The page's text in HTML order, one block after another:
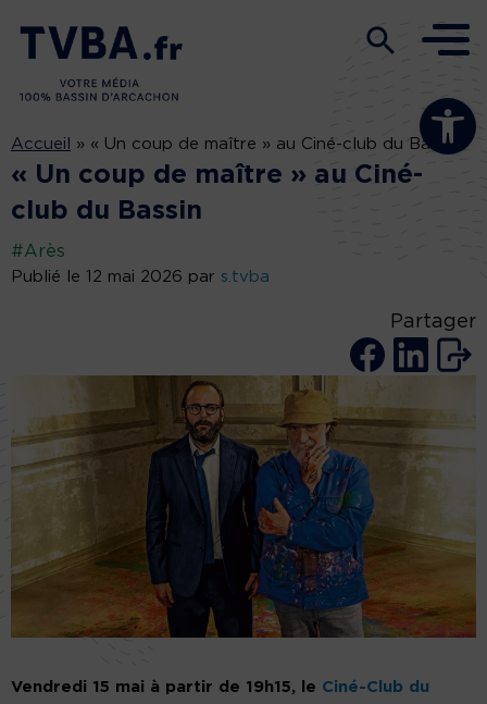
Ouvrir la
Accueil » « Un coup de maître » au Ciné-club du Bassin
« Un coup de maître » au Ciné-
club du Bassin
#Arès
Publié le 12 mai 2026 par s.tvba
Partager
Vendredi 15 mai à partir de 19h15, le Ciné-Club du